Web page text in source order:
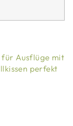
für Ausflüge mit
perfekt